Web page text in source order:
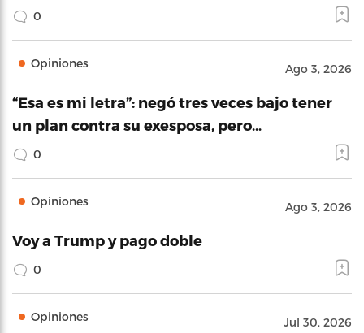
0
Opiniones Ago 3, 2026
“Esa es mi letra”: negó tres veces bajo tener
un plan contra su exesposa, pero…
0
Opiniones Ago 3, 2026
Voy a Trump y pago doble
0
Opiniones Jul 30, 2026